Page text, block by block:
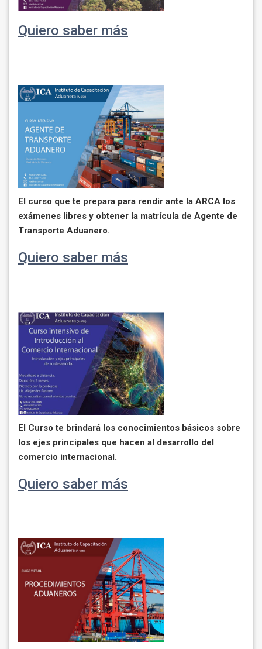
Quiero saber más
El curso que te prepara para rendir ante la ARCA los
exámenes libres y obtener la matrícula de Agente de
Transporte Aduanero.
Quiero saber más
El Curso te brindará los conocimientos básicos sobre
los ejes principales que hacen al desarrollo del
comercio internacional.
Quiero saber más